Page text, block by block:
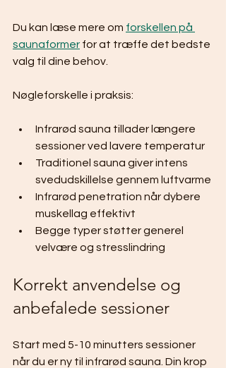
Du kan læse mere om forskellen på
saunaformer for at træffe det bedste
valg til dine behov.
Nøgleforskelle i praksis:
Infrarød sauna tillader længere
sessioner ved lavere temperatur
Traditionel sauna giver intens
svedudskillelse gennem luftvarme
Infrarød penetration når dybere
muskellag effektivt
Begge typer støtter generel
velvære og stresslindring
Korrekt anvendelse og
anbefalede sessioner
Start med 5-10 minutters sessioner
når du er ny til infrarød sauna. Din krop